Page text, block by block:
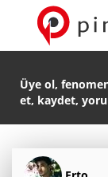
Üye ol,
et, kaydet,